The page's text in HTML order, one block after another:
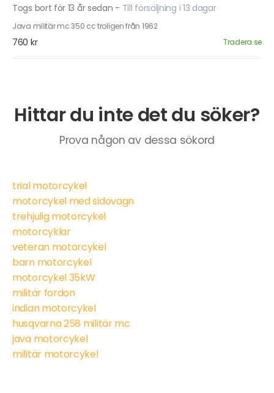
Togs bort för 13 år sedan - Till försäljning i 13 dagar
Java militär mc 350 cc troligen från 1962
760 kr Tradera.se
Hittar du inte det du söker?
Prova någon av dessa sökord
trial motorcykel
motorcykel med sidovagn
trehjulig motorcykel
motorcyklar
veteran motorcykel
barn motorcykel
motorcykel 35kW
militär fordon
indian motorcykel
husqvarna 258 militär mc
java motorcykel
militär motorcykel